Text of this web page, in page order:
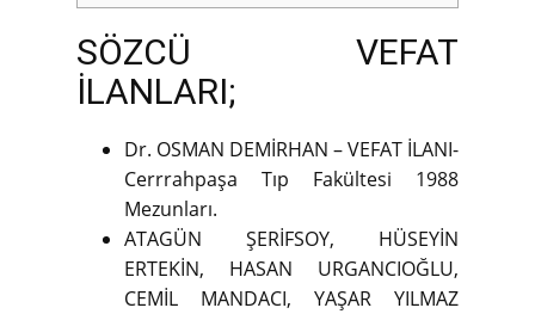
SÖZCÜ VEFAT
İLANLARI;
Dr. OSMAN DEMİRHAN – VEFAT İLANI-
Cerrrahpaşa Tıp Fakültesi 1988
Mezunları.
ATAGÜN ŞERİFSOY, HÜSEYİN
ERTEKİN, HASAN URGANCIOĞLU,
CEMİL MANDACI, YAŞAR YILMAZ